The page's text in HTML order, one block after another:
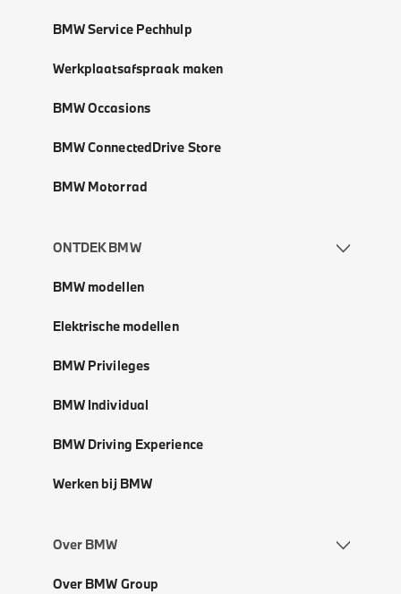
BMW Service Pechhulp
Werkplaatsafspraak maken
BMW Occasions
BMW ConnectedDrive Store
BMW Motorrad
ONTDEK BMW
BMW modellen
Elektrische modellen
BMW Privileges
BMW Individual
BMW Driving Experience
Werken bij BMW
Over BMW
Over BMW Group